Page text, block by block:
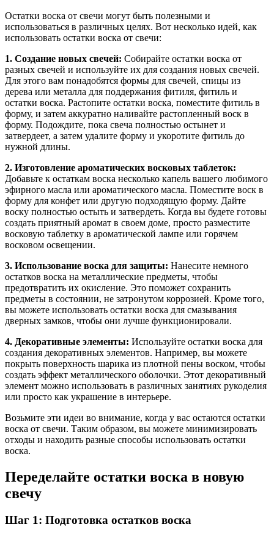
Остатки воска от свечи могут быть полезными и
использоваться в различных целях. Вот несколько идей, как
использовать остатки воска от свечи:
1. Создание новых свечей: Собирайте остатки воска от
разных свечей и используйте их для создания новых свечей.
Для этого вам понадобятся формы для свечей, спицы из
дерева или металла для поддержания фитиля, фитиль и
остатки воска. Растопите остатки воска, поместите фитиль в
форму, и затем аккуратно наливайте растопленный воск в
форму. Подождите, пока свеча полностью остынет и
затвердеет, а затем удалите форму и укоротите фитиль до
нужной длины.
2. Изготовление ароматических восковых таблеток:
Добавьте к остаткам воска несколько капель вашего любимого
эфирного масла или ароматического масла. Поместите воск в
форму для конфет или другую подходящую форму. Дайте
воску полностью остыть и затвердеть. Когда вы будете готовы
создать приятный аромат в своем доме, просто разместите
восковую таблетку в ароматической лампе или горячем
восковом освещении.
3. Использование воска для защиты: Нанесите немного
остатков воска на металлические предметы, чтобы
предотвратить их окисление. Это поможет сохранить
предметы в состоянии, не затронутом коррозией. Кроме того,
вы можете использовать остатки воска для смазывания
дверных замков, чтобы они лучше функционировали.
4. Декоративные элементы: Используйте остатки воска для
создания декоративных элементов. Например, вы можете
покрыть поверхность шарика из плотной пены воском, чтобы
создать эффект металлического оболочки. Этот декоративный
элемент можно использовать в различных занятиях рукоделия
или просто как украшение в интерьере.
Возьмите эти идеи во внимание, когда у вас остаются остатки
воска от свечи. Таким образом, вы можете минимизировать
отходы и находить разные способы использовать остатки
воска.
Переделайте остатки воска в новую
свечу
Шаг 1: Подготовка остатков воска